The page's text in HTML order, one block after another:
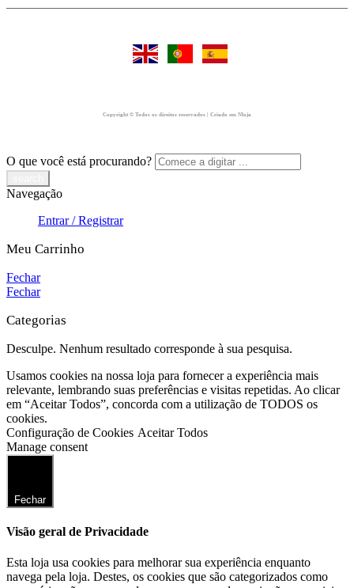
Copyright © Todos os direitos reservados | Criado em Nloja
O que você está procurando?
Navegação
Entrar / Registrar
Meu Carrinho
Fechar
Fechar
Categorias
Desculpe. Nenhum resultado corresponde à sua pesquisa.
Usamos cookies na nossa loja para fornecer a experiência mais
relevante, lembrando suas preferências e visitas repetidas. Ao clicar
em “Aceitar Todos”, concorda com a utilização de TODOS os
cookies.
Configuração de Cookies Aceitar Todos
Manage consent
Fechar
Visão geral de Privacidade
Esta loja usa cookies para melhorar sua experiência enquanto
navega pela loja. Destes, os cookies que são categorizados como